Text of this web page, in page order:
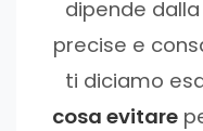
dipende
precise e
ti diciamo
cosa evitare